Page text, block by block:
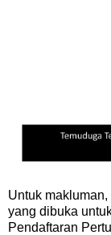
Untuk
yang dibuka
Pendaftaran